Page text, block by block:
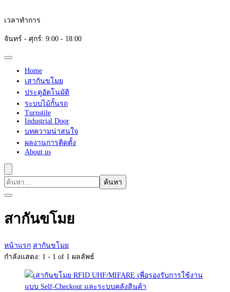
เวลาทำการ
จันทร์ - ศุกร์: 9:00 - 18:00
Home
เสากันขโมย
ประตูอัตโนมัติ
ระบบไม้กั้นรถ
Turnstile
Industrial Door
บทความน่าสนใจ
ผลงานการติดตั้ง
About us
ค้นหา
สากันขโมย
หน้าแรก สากันขโมย
กำลังแสดง: 1 - 1 of 1 ผลลัพธ์